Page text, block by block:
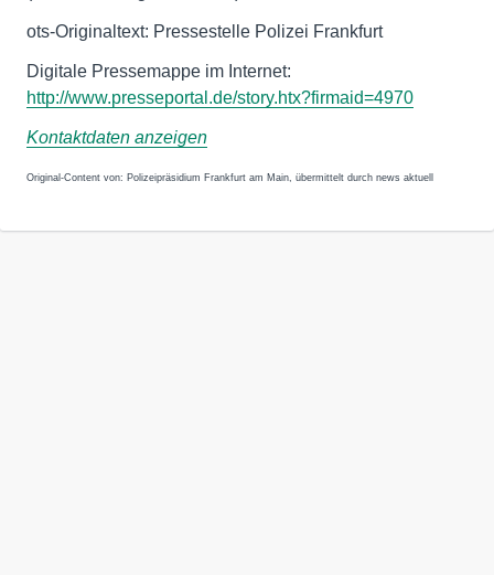
ots-Originaltext: Pressestelle Polizei Frankfurt
http://www.presseportal.de/story.htx?firmaid=4970
Kontaktdaten anzeigen
Original-Content von: Polizeipräsidium Frankfurt am Main, übermittelt durch news aktuell